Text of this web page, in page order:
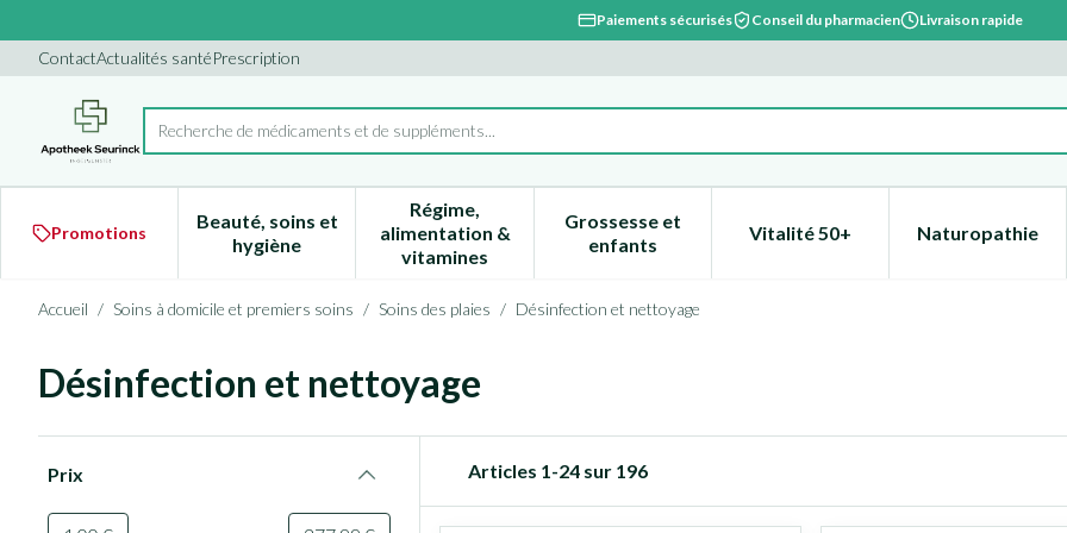
Paiements sécurisés Conseil du pharmacien Livraison rapide
ContactActualités santéPrescription
Rechercher
Recherche de médicaments
Promotions
Beauté, soins et
hygièneAfficher le sous-menu pour la catégorie Beauté, soins et hygiène
Régime,
alimentation &
vitamines
Afficher le sous-menu pour la catégorie Régime, alimentation &
Grossesse et
enfantsAfficher le sous-menu pour la catégorie
Vitalité 50+Afficher le sous-menu pour la
Naturopathie
Afficher
Accueil / Soins à domicile et premiers soins / Soins des plaies / Désinfection et nettoyage
Désinfection et nettoyage
Prix
Articles 1-24 sur 196